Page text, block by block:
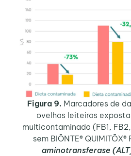
Figura 9. Marcadores de
ovelhas leiteiras
multicontaminada (FB1,
sem BIŌNTE® QUIMITŌX®
aminotransferase